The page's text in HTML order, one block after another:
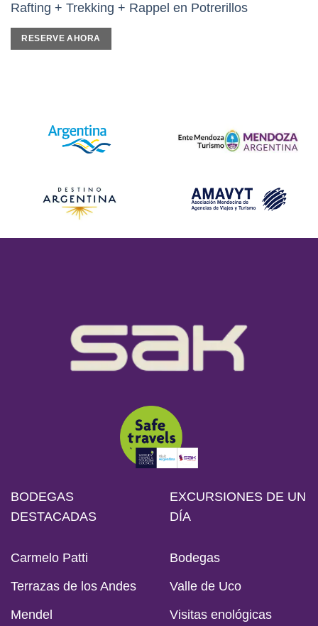
Rafting + Trekking + Rappel en Potrerillos
RESERVE AHORA
BODEGAS
DESTACADAS
Carmelo Patti
Terrazas de los Andes
Mendel
EXCURSIONES DE UN
DÍA
Bodegas
Valle de Uco
Visitas enológicas